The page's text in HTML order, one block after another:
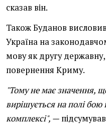
сказав він.
Також Буданов
Україна на
мову як другу державну,
повернення Криму.
"Тому не має значення,
вирішується на полі бою
комплексі", —